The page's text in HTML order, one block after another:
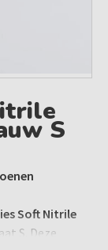
S
Soft Nitrile
S. Deze